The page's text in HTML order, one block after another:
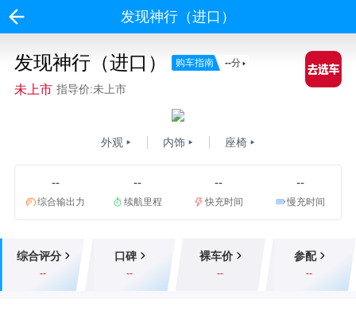
发现神行（进口）
发现神行（进口） 购车指南 --分
未上市 指导价:未上市
外观 内饰 座椅
--
综合输出力
--
续航里程
--
快充时间
--
慢充时间
综合评分
--
口碑
--
裸车价
--
参配
--